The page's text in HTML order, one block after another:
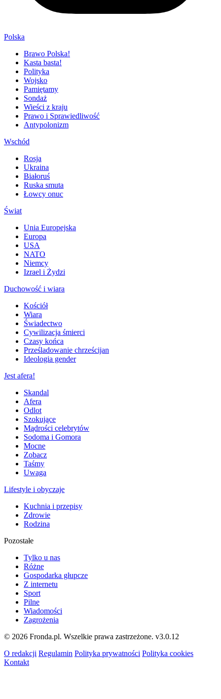
Polska
Brawo Polska!
Kasta basta!
Polityka
Wojsko
Pamiętamy
Sondaż
Wieści z kraju
Prawo i Sprawiedliwość
Antypolonizm
Wschód
Rosja
Ukraina
Białoruś
Ruska smuta
Łowcy onuc
Świat
Unia Europejska
Europa
USA
NATO
Niemcy
Izrael i Żydzi
Duchowość i wiara
Kościół
Wiara
Świadectwo
Cywilizacja śmierci
Czasy końca
Prześladowanie chrześcijan
Ideologia gender
Jest afera!
Skandal
Afera
Odlot
Szokujące
Mądrości celebrytów
Sodoma i Gomora
Mocne
Zobacz
Taśmy
Uwaga
Lifestyle i obyczaje
Kuchnia i przepisy
Zdrowie
Rodzina
Pozostałe
Tylko u nas
Różne
Gospodarka głupcze
Z internetu
Sport
Pilne
Wiadomości
Zagrożenia
© 2026 Fronda.pl. Wszelkie prawa zastrzeżone. v3.0.12
O redakcji Regulamin Polityka prywatności Polityka cookies
Kontakt